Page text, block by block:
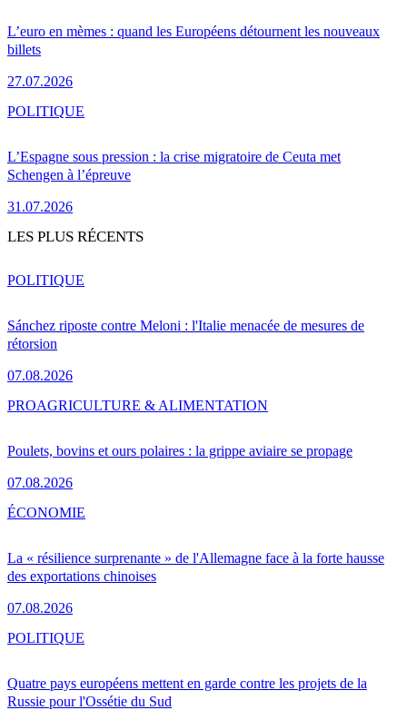
L’euro en mèmes : quand les Européens détournent les nouveaux
billets
27.07.2026
L’Espagne sous pression : la crise migratoire de Ceuta met
Schengen à l’épreuve
31.07.2026
POLITIQUE
LES PLUS RÉCENTS
Sánchez riposte contre Meloni : l'Italie menacée de mesures de
rétorsion
07.08.2026
POLITIQUE
Poulets, bovins et ours polaires : la grippe aviaire se propage
07.08.2026
PROAGRICULTURE & ALIMENTATION
La « résilience surprenante » de l'Allemagne face à la forte hausse
des exportations chinoises
07.08.2026
ÉCONOMIE
Quatre pays européens mettent en garde contre les projets de la
Russie pour l'Ossétie du Sud
POLITIQUE